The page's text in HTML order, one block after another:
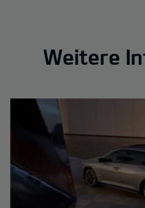
Weitere